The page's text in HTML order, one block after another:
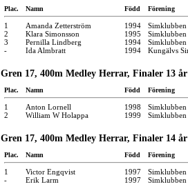
Plac. Namn Född Förening
1 Amanda Zetterström 1994
Simklubben
2
Klara Simonsson 1995
Simklubben
3
Pernilla Lindberg 1994
Simklubben
-
Ida Almbratt 1994 Kungälvs
Gren 17, 400m Medley Herrar, Finaler 13
Plac. Namn Född Förening
1 Anton Lornell 1998
2
William W Holappa 1999
Gren 17, 400m Medley Herrar, Finaler 14 år
Plac. Namn Född Förening
1 Victor Engqvist 1997
Simklubben
-
Erik Larm 1997 Simklubben